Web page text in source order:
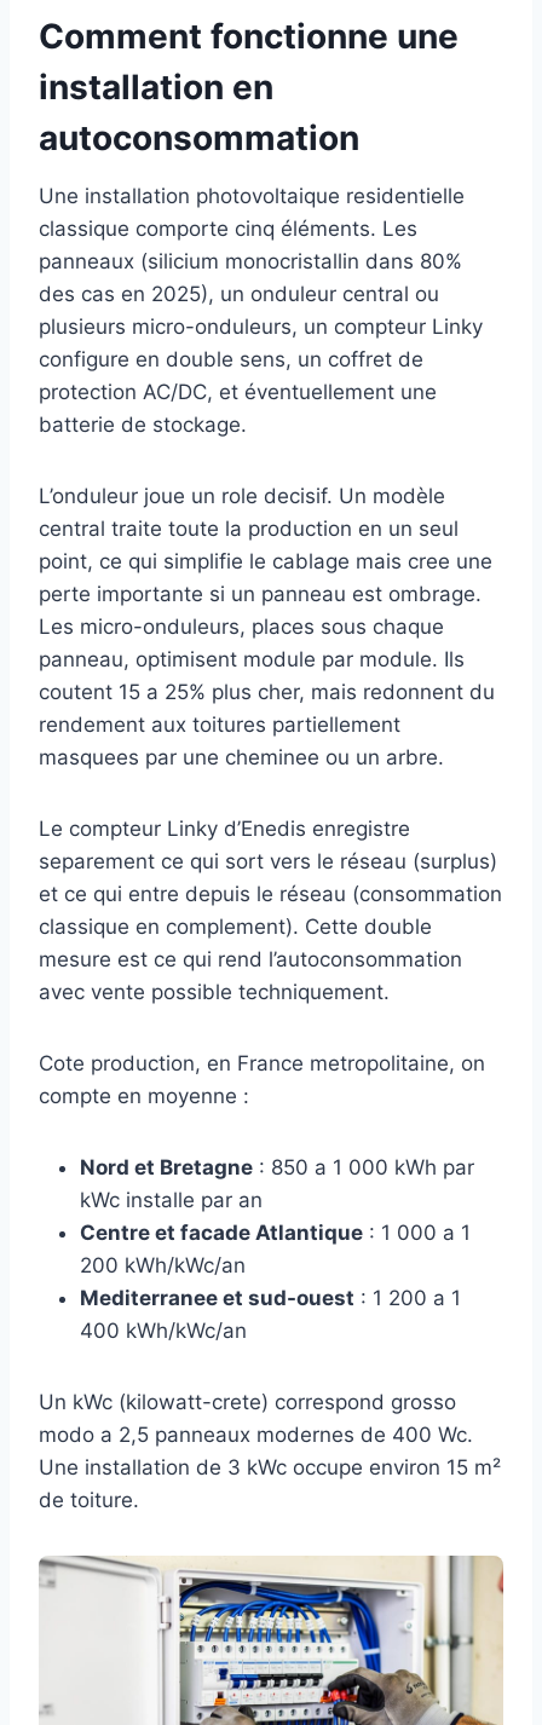
Comment fonctionne une
installation en
autoconsommation
Une installation photovoltaique residentielle
classique comporte cinq éléments. Les
panneaux (silicium monocristallin dans 80%
des cas en 2025), un onduleur central ou
plusieurs micro-onduleurs, un compteur Linky
configure en double sens, un coffret de
protection AC/DC, et éventuellement une
batterie de stockage.
L’onduleur joue un role decisif. Un modèle
central traite toute la production en un seul
point, ce qui simplifie le cablage mais cree une
perte importante si un panneau est ombrage.
Les micro-onduleurs, places sous chaque
panneau, optimisent module par module. Ils
coutent 15 a 25% plus cher, mais redonnent du
rendement aux toitures partiellement
masquees par une cheminee ou un arbre.
Le compteur Linky d’Enedis enregistre
separement ce qui sort vers le réseau (surplus)
et ce qui entre depuis le réseau (consommation
classique en complement). Cette double
mesure est ce qui rend l’autoconsommation
avec vente possible techniquement.
Cote production, en France metropolitaine, on
compte en moyenne :
Nord et Bretagne : 850 a 1 000 kWh par
kWc installe par an
Centre et facade Atlantique : 1 000 a 1
200 kWh/kWc/an
Mediterranee et sud-ouest : 1 200 a 1
400 kWh/kWc/an
Un kWc (kilowatt-crete) correspond grosso
modo a 2,5 panneaux modernes de 400 Wc.
Une installation de 3 kWc occupe environ 15 m²
de toiture.